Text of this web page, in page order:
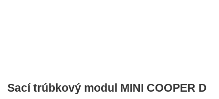
Sací trúbkový modul MINI COOPER D